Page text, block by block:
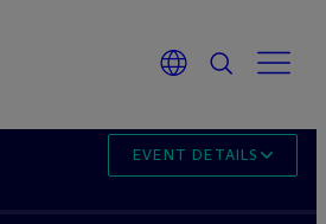
EVENT DETAILS